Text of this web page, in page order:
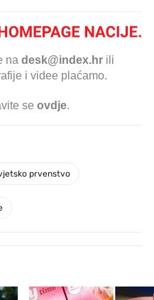
na desk@index.hr ili
i videe plaćamo.
se ovdje.
prvenstvo